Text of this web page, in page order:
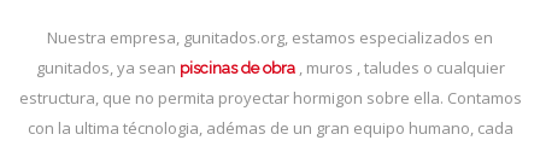
Nuestra empresa, gunitados.org, estamos especializados en
gunitados, ya sean piscinas de obra, muros , taludes o cualquier
estructura, que no permita proyectar hormigon sobre ella. Contamos
con la ultima técnologia, adémas de un gran equipo humano, cada